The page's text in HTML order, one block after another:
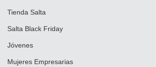
Tienda Salta
Salta Black Friday
Jóvenes
Mujeres Empresarias